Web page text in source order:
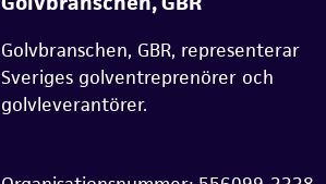
Golvbranschen, GBR, representerar
Sveriges golventreprenörer och
golvleverantörer.